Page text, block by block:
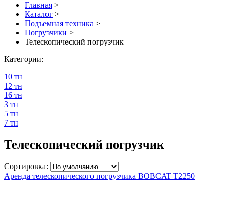
Главная >
Каталог >
Подъемная техника >
Погрузчики >
Телескопический погрузчик
Категории:
10 тн
12 тн
16 тн
3 тн
5 тн
7 тн
Телескопический погрузчик
Сортировка:
Аренда телескопического погрузчика BOBCAT Т2250